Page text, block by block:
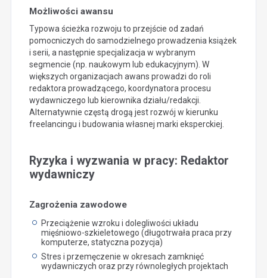
Możliwości awansu
Typowa ścieżka rozwoju to przejście od zadań
pomocniczych do samodzielnego prowadzenia książek
i serii, a następnie specjalizacja w wybranym
segmencie (np. naukowym lub edukacyjnym). W
większych organizacjach awans prowadzi do roli
redaktora prowadzącego, koordynatora procesu
wydawniczego lub kierownika działu/redakcji.
Alternatywnie częstą drogą jest rozwój w kierunku
freelancingu i budowania własnej marki eksperckiej.
Ryzyka i wyzwania w pracy: Redaktor
wydawniczy
Zagrożenia zawodowe
Przeciążenie wzroku i dolegliwości układu
mięśniowo-szkieletowego (długotrwała praca przy
komputerze, statyczna pozycja)
Stres i przemęczenie w okresach zamknięć
wydawniczych oraz przy równoległych projektach